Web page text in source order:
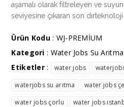
aşamalı olarak filtreleyen ve
seviyesine çıkaran son
Ürün Kodu: WJ-PREMİUM
Kategori : Water Jobs Su
Etiketler: water jobs
waterjobs su arıtma
water jobs
water jobs çorlu
water jobs